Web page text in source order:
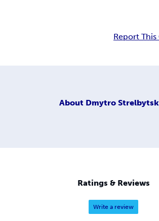
Report
About Dmytro
Ratings & Reviews
Write a review